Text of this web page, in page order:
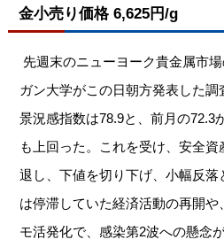
金小売り価格 6,625円/g
先週末のニューヨーク貴金属市
ガン大学がこの日朝方発表した調
景況感指数は78.9と、前月の72.3
も上回った。
これを受け、安全
退し、下値を切り下げ、小幅反
は停滞していた経済活動の再開や
モ活発化で、感染第2波への懸念